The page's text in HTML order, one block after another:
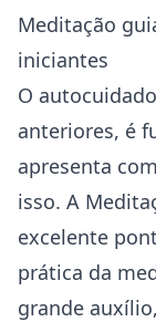
Meditação
iniciantes
O
anteriores, é
apresenta
isso. A
excelente
prática da
grande